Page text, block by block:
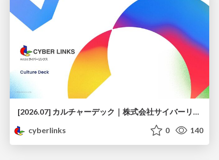
[2026.07] カルチャーデック｜株式会社サイバーリンクス
cyberlinks
0 140